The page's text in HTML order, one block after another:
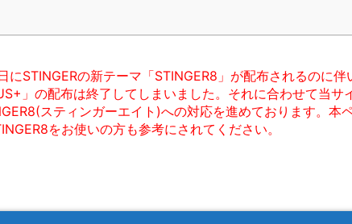
にSTINGERの新テーマ「STINGER8」が配布されるのに伴
」の配布は終了してしまいました。それに合わせて当サ
スティンガーエイト)への対応を進めております。本
をお使いの方も参考にされてください。